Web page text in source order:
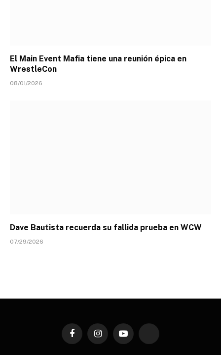
El Main Event Mafia tiene una reunión épica en
WrestleCon
08/01/2026
Dave Bautista recuerda su fallida prueba en WCW
07/29/2026
FacebookInstagramYouTube TikTok